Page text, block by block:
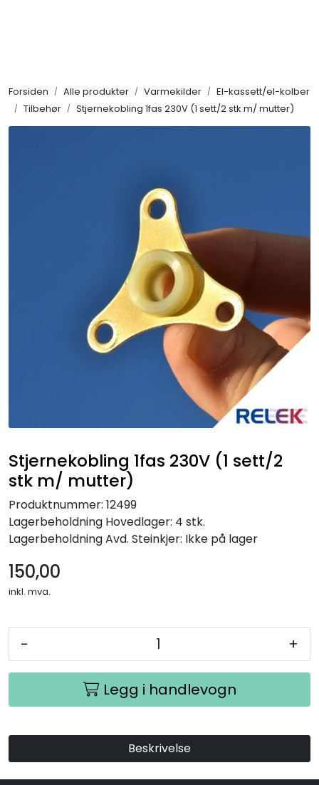
Forsiden Alle produkter Varmekilder
El-kassett/el-kolber
Tilbehør
Stjernekobling 1fas 230V (1 sett/2 stk m/ mutter)
Stjernekobling 1fas 230V (1 sett/2
stk m/ mutter)
Produktnummer: 12499
Lagerbeholdning Hovedlager: 4 stk.
LagerbeholdningAvd. Steinkjer: Ikke på lager
150,00
inkl. mva.
- +
Legg i handlevogn
Beskrivelse
KAMPANJER